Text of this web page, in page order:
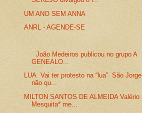
UM ANO SEM ANNA
ANRL - AGENDE-SE
João Medeiros publicou no grupo A
GENEALO...
LUA Vai ter protesto na “lua” São Jorge
não qu...
MILTON SANTOS DE ALMEIDA Valério
Mesquita* me...